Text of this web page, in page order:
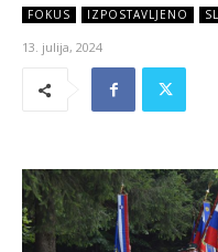
FOKUS IZPOSTAVLJENO
13. julija, 2024